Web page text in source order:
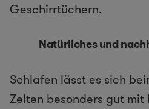
Geschirrtüchern.
Natürliches und
Schlafen lässt es sich
Zelten besonders gut mit